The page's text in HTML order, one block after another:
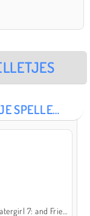
VUURJONGEN EN WATERMEISJE SPELLETJES